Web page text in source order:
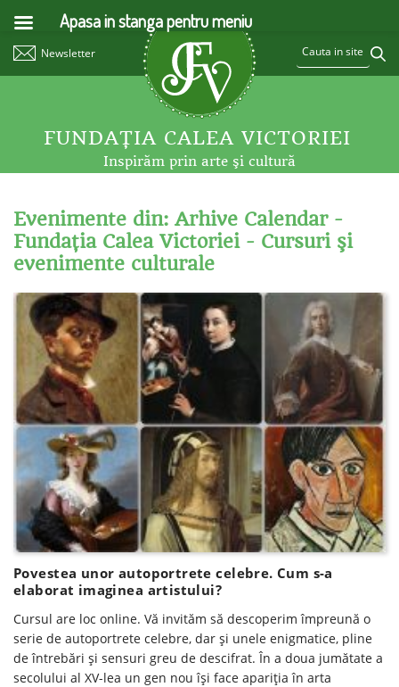
Newsletter
FUNDAŢIA CALEA VICTORIEI
Inspirăm prin arte şi cultură
Evenimente din: Arhive Calendar -
Fundaţia Calea Victoriei - Cursuri şi
evenimente culturale
Povestea unor autoportrete celebre. Cum s-a
elaborat imaginea artistului?
Cursul are loc online. Vă invităm să descoperim împreună o
serie de autoportrete celebre, dar și unele enigmatice, pline
de întrebări și sensuri greu de descifrat. În a doua jumătate a
secolului al XV-lea un gen nou își face apariția în arta
Apasa in stanga pentru meniu